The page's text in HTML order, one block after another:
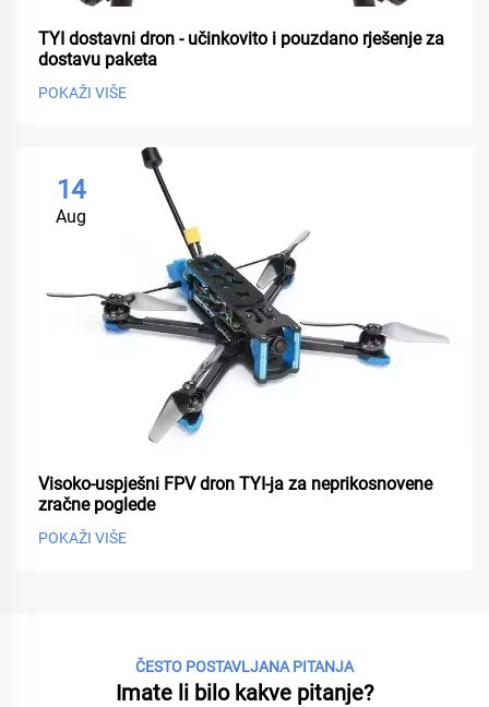
TYI dostavni dron - učinkovito i pouzdano rješenje za
dostavu paketa
POKAŽI VIŠE
14
Aug
Visoko-uspješni FPV dron TYI-ja za neprikosnovene
zračne poglede
POKAŽI VIŠE
ČESTO POSTAVLJANA PITANJA
Imate li bilo kakve pitanje?